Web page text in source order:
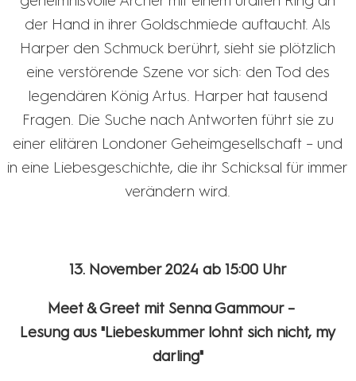
der Hand in ihrer Goldschmiede auftaucht. Als
Harper den Schmuck berührt, sieht sie plötzlich
eine verstörende Szene vor sich: den Tod des
legendären König Artus. Harper hat tausend
Fragen. Die Suche nach Antworten führt sie zu
einer elitären Londoner Geheimgesellschaft – und
in eine Liebesgeschichte, die ihr Schicksal für immer
verändern wird.
13. November 2024 ab 15:00 Uhr
Meet & Greet mit Senna Gammour –
Lesung aus "Liebeskummer lohnt sich nicht, my
darling"